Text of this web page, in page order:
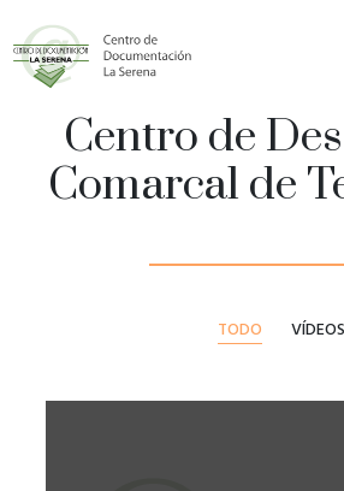
Búsqueda
Información y contactos
Solicitud de publicaciones
Centro de
Comarcal de
TODO VÍDEOS